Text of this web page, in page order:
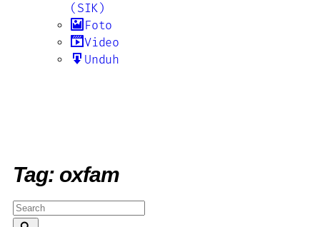
(SIK)
Foto
Video
Unduh
Tag: oxfam